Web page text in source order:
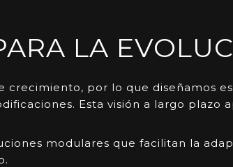
LA
crecimiento, por lo que diseñamos
Esta visión a largo
modulares que facilitan la